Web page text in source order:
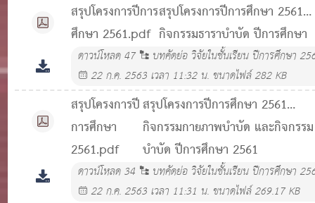
สรุปโครงการปีการ
ศึกษา 2561.pdf
สรุปโครงการปีการศึกษา 2561
กิจกรรมธาราบำบัด ปีการศึกษา
2561
ดาวน์โหลด47
บทคัดย่อ วิจัยในชั้นเรียน ปีการศึกษา
22 ก.ค. 2563 เวลา 11:32 น. ขนาดไฟล์ 282 KB
สรุปโครงการปี
การศึกษา
2561.pdf
สรุปโครงการปีการศึกษา 2561
กิจกรรมกายภาพบำบัด และกิจกรรม
บำบัด ปีการศึกษา 2561
ดาวน์โหลด34
บทคัดย่อ วิจัยในชั้นเรียน ปีการศึกษา
22 ก.ค. 2563 เวลา 11:31 น. ขนาดไฟล์ 269.17 KB